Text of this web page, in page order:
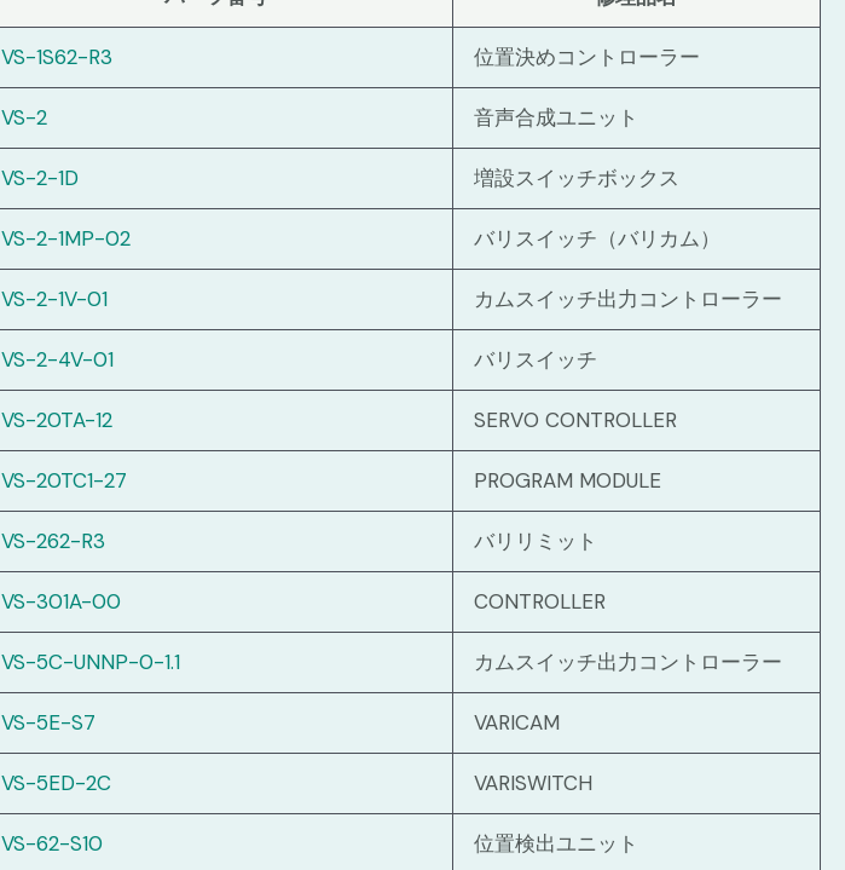
VS-1S62-R3 位置決めコントローラー
VS-2 音声合成ユニット
VS-2-1D 増設スイッチボックス
VS-2-1MP-02 バリスイッチ（バリカム）
VS-2-1V-01 カムスイッチ出力コントローラー
VS-2-4V-01 バリスイッチ
VS-20TA-12 SERVO CONTROLLER
VS-20TC1-27 PROGRAM MODULE
VS-262-R3 バリリミット
VS-301A-00 CONTROLLER
VS-5C-UNNP-0-1.1 カムスイッチ出力コントローラー
VS-5E-S7 VARICAM
VS-5ED-2C VARISWITCH
VS-62-S10 位置検出ユニット